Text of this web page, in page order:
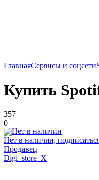
ГлавнаяСервисы и соцсети
Купить
357
0
Нет в наличии,
Продавец
Digi_store_X